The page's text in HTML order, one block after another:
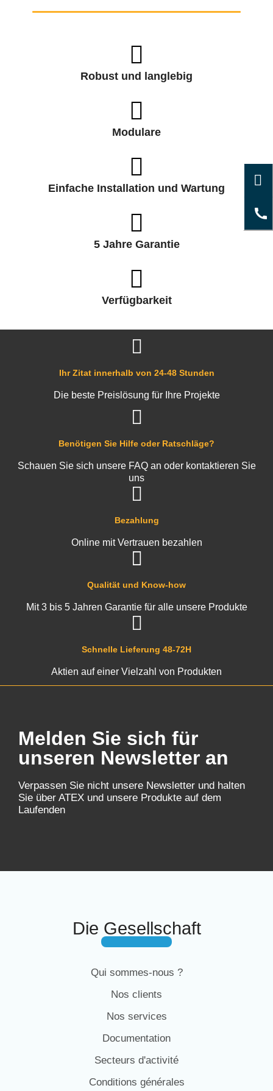
Robust und langlebig
Modulare
Einfache Installation und Wartung
5 Jahre Garantie
Verfügbarkeit
Schnelle Lieferung 48-72H
Aktien auf einer Vielzahl von Produkten
Qualität und Know-how
Mit 3 bis 5 Jahren Garantie für alle unsere Produkte
Bezahlung
Online mit Vertrauen bezahlen
Benötigen Sie Hilfe oder Ratschläge?
Schauen Sie sich unsere FAQ an oder kontaktieren Sie
uns
Ihr Zitat innerhalb von 24-48 Stunden
Die beste Preislösung für Ihre Projekte
Melden Sie sich für
unseren Newsletter an
Verpassen Sie nicht unsere Newsletter und halten
Sie über ATEX und unsere Produkte auf dem
Laufenden
Die Gesellschaft
Qui sommes-nous ?
Nos clients
Nos services
Documentation
Secteurs d'activité
Conditions générales